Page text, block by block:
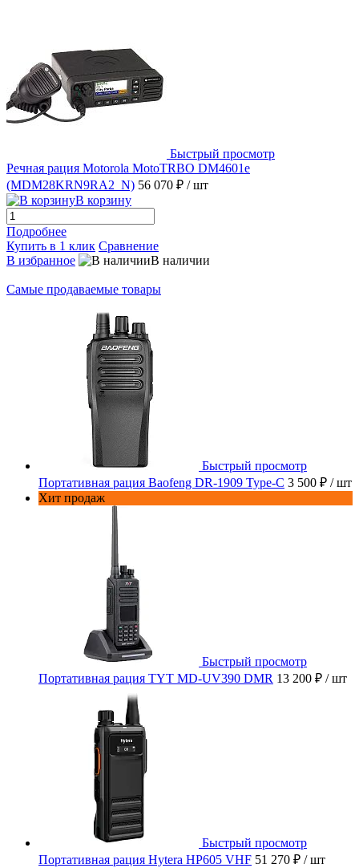
Быстрый просмотр
Речная рация Motorola MotoTRBO DM4601e
(MDM28KRN9RA2_N) 56 070 ₽ / шт
В корзину
Подробнее
Купить в 1 клик Сравнение
В избранное
В наличии
Самые продаваемые товары
Быстрый просмотр
Портативная рация Baofeng DR-1909 Type-C 3 500 ₽ / шт
Хит продаж
Быстрый просмотр
Портативная рация TYT MD-UV390 DMR 13 200 ₽ / шт
Быстрый просмотр
Портативная рация Hytera HP605 VHF 51 270 ₽ / шт